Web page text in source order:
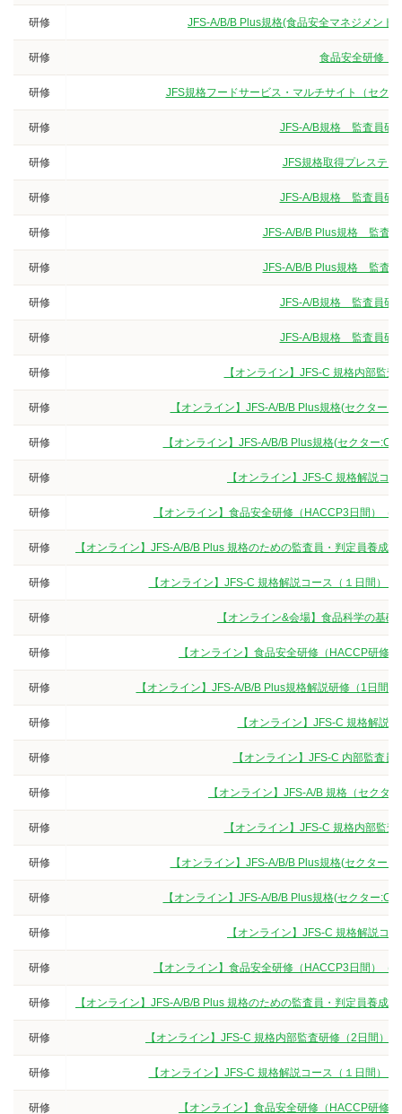
研修 JFS-A/B/B Plus規格(食品安全マネジメント
研修 食品安全研修（
研修 JFS規格フードサービス・マルチサイト（セク
研修 JFS-A/B規格 監査員研
研修 JFS規格取得プレステ
研修 JFS-A/B規格 監査員研
研修 JFS-A/B/B Plus規格 監査員
研修 JFS-A/B/B Plus規格 監査員
研修 JFS-A/B規格 監査員研
研修 JFS-A/B規格 監査員研
研修 【オンライン】JFS-C 規格内部監
研修 【オンライン】JFS-A/B/B Plus規格(セクタ
研修 【オンライン】JFS-A/B/B Plus規格(セクター
研修 【オンライン】JFS-C 規格解説コ
研修 【オンライン】食品安全研修（HACCP3日間）
研修 【オンライン】JFS-A/B/B Plus 規格のための監査員・判定員養
研修 【オンライン】JFS-C 規格解説コース（１日間）
研修 【オンライン&会場】食品科学の基
研修 【オンライン】食品安全研修（HACCP研修
研修 【オンライン】JFS-A/B/B Plus規格解説研修（1日間
研修 【オンライン】JFS-C 規格解説
研修 【オンライン】JFS-C 内部監査
研修 【オンライン】JFS-A/B 規格（セクタ
研修 【オンライン】JFS-C 規格内部監
研修 【オンライン】JFS-A/B/B Plus規格(セクタ
研修 【オンライン】JFS-A/B/B Plus規格(セクター
研修 【オンライン】JFS-C 規格解説コ
研修 【オンライン】食品安全研修（HACCP3日間）
研修 【オンライン】JFS-A/B/B Plus 規格のための監査員・判定員養
研修 【オンライン】JFS-C 規格内部監査研修（2日間）
研修 【オンライン】JFS-C 規格解説コース（１日間）
研修 【オンライン】食品安全研修（HACCP研修